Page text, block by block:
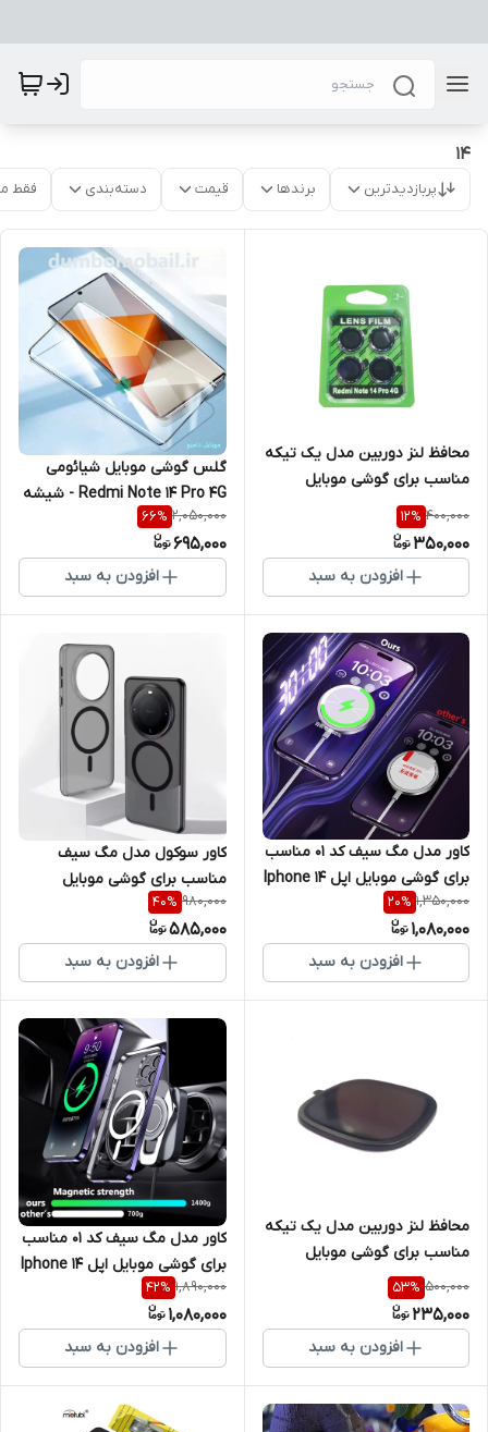
14
پربازدیدترین برندها قیمت دسته‌بندی فقط
محافظ لنز دوربین مدل یک تیکه
مناسب برای گوشی موبایل
شیائومی Redmi Note 14 Pro 4G
400,000
12%
350,000
افزودن به سبد
گلس گوشی موبایل شیائومی
Redmi Note 14 Pro 4G - شیشه
ای فول چسب
2,050,000
66%
695,000
افزودن به سبد
کاور مدل مگ سیف کد 01 مناسب
برای گوشی موبایل اپل Iphone 14
PRO
1,350,000
20%
1,080,000
افزودن به سبد
کاور سوکول مدل مگ سیف
مناسب برای گوشی موبایل
شیائومی Redmi 14C
980,000
40%
585,000
افزودن به سبد
محافظ لنز دوربین مدل یک تیکه
مناسب برای گوشی موبایل
شیائومی Redmi Note 14 Pro
Plus
500,000
53%
235,000
افزودن به سبد
کاور مدل مگ سیف کد 01 مناسب
برای گوشی موبایل اپل Iphone 14
plus
1,890,000
42%
1,080,000
افزودن به سبد